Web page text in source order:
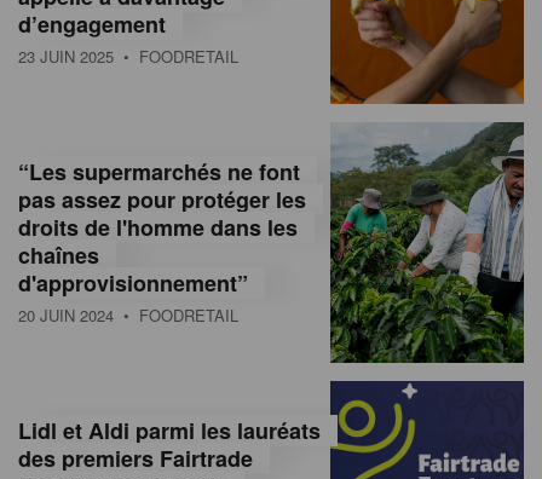
d’engagement
23 JUIN 2025 • FOODRETAIL
“Les supermarchés ne font
pas assez pour protéger les
droits de l'homme dans les
chaînes
d'approvisionnement”
20 JUIN 2024 • FOODRETAIL
Lidl et Aldi parmi les lauréats
des premiers Fairtrade